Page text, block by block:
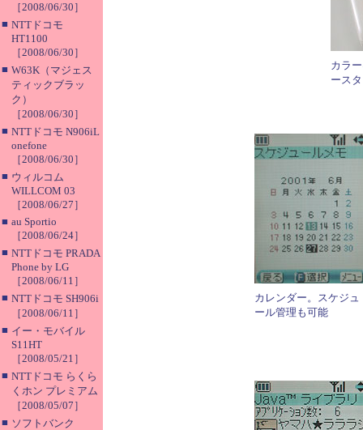
［2008/06/30］
■ NTTドコモ
HT1100
［2008/06/30］
■ W63K（マジェス
ティックブラッ
ク）
［2008/06/30］
■ NTTドコモ N906iL
onefone
［2008/06/30］
■ ウィルコム
WILLCOM 03
［2008/06/27］
■ au Sportio
［2008/06/24］
■ NTTドコモ PRADA
Phone by LG
［2008/06/11］
■ NTTドコモ SH906i
［2008/06/11］
■ イー・モバイル
S11HT
［2008/05/21］
■ NTTドコモ らくら
くホン プレミアム
［2008/05/07］
■ ソフトバンク
カラ
ース
カレンダー。スケジュ
ール管理も可能